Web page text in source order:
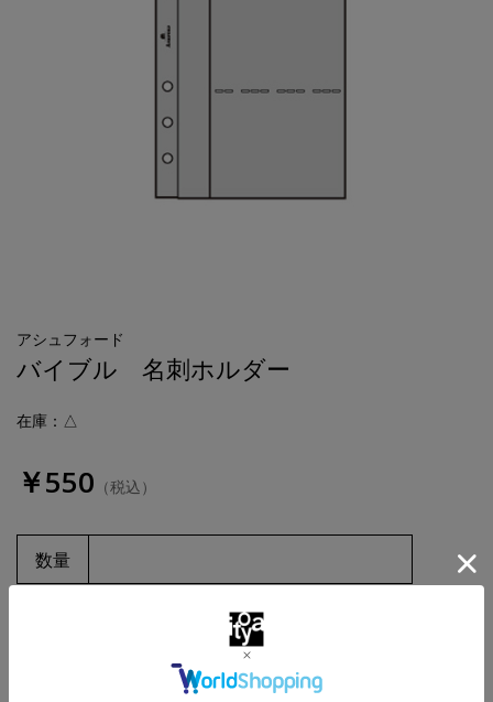
アシュフォード
バイブル 名刺ホルダー
在庫：△
￥550 （税込）
数量